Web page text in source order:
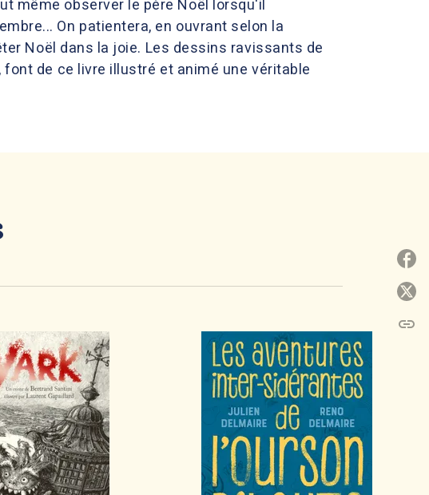
même observer le père Noël lorsqu'il
On patientera, en ouvrant selon la
Noël dans la joie. Les dessins ravissants de
de ce livre illustré et animé une véritable
link